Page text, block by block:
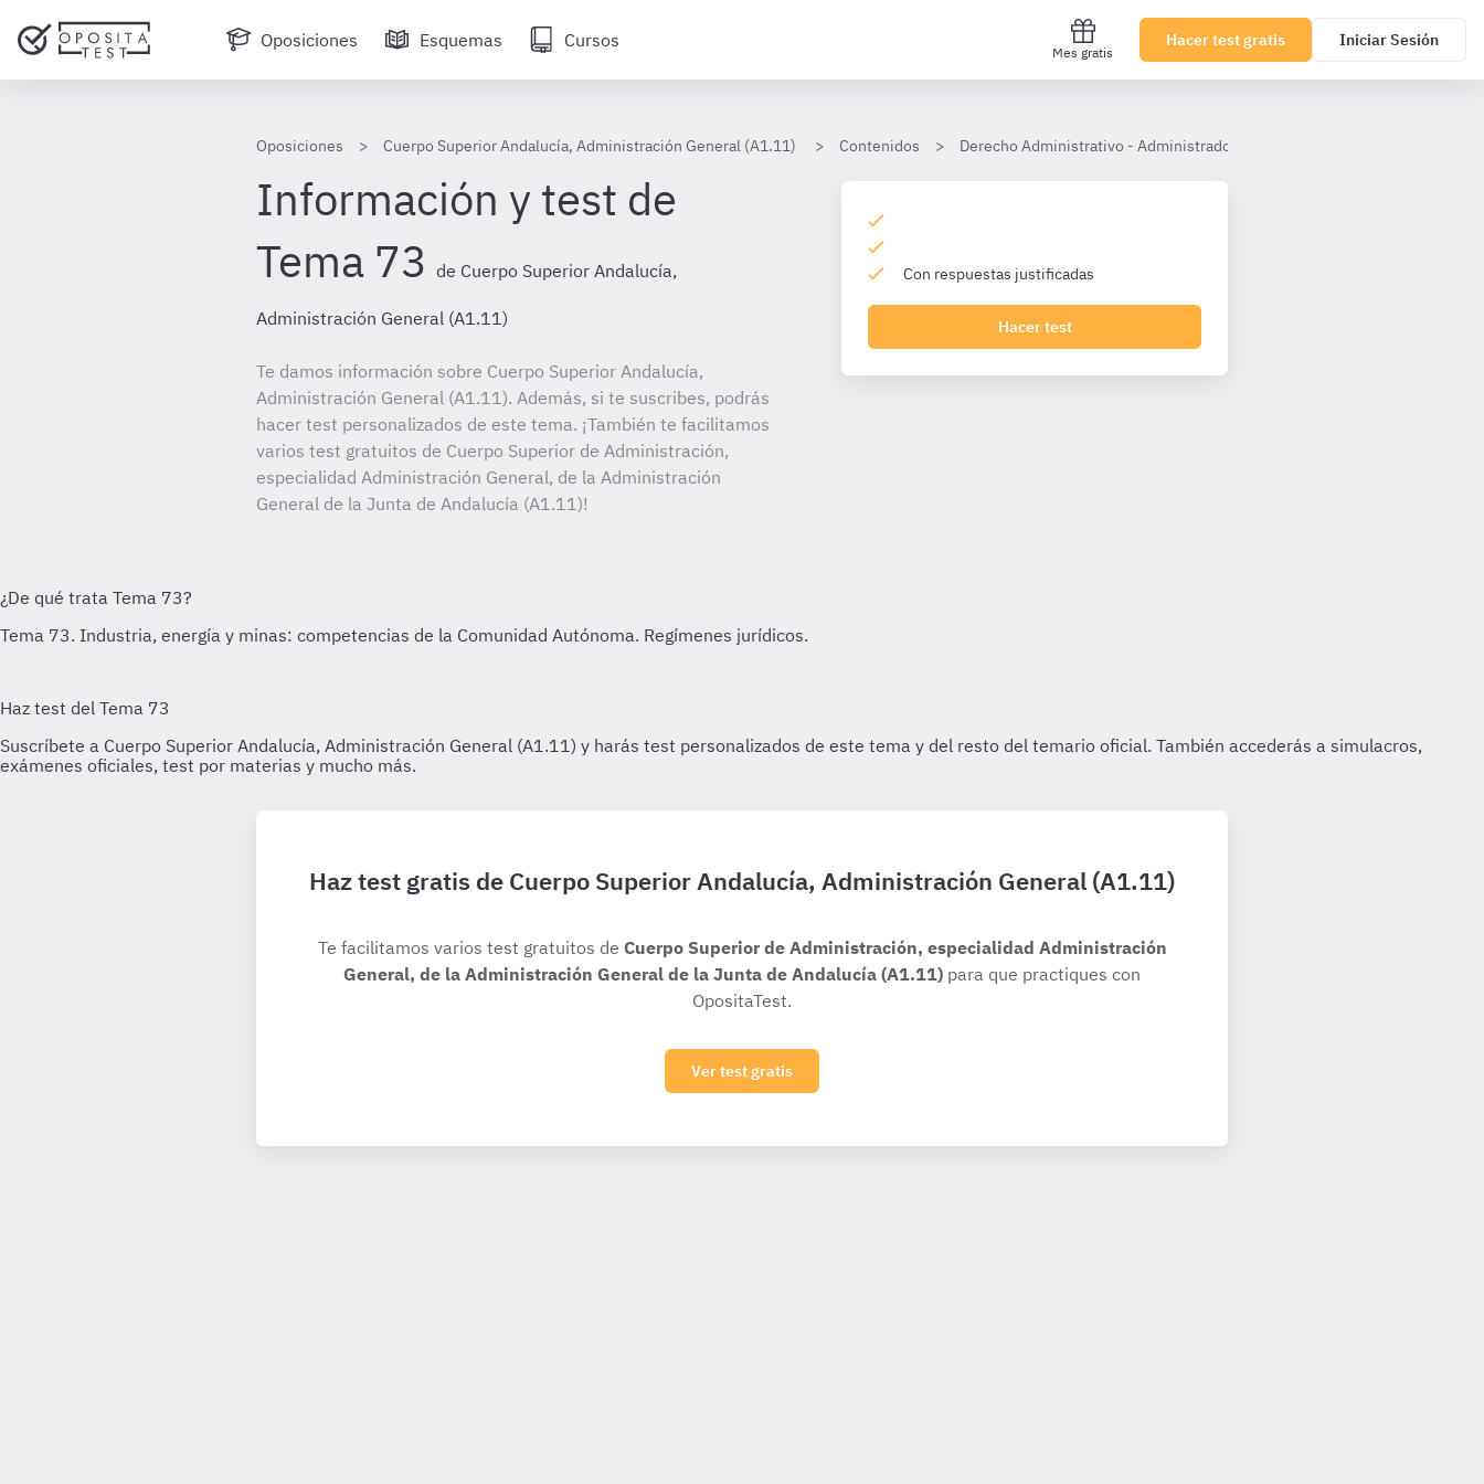
Oposiciones Esquemas Cursos
Mes gratis
Hacer test gratis Iniciar Sesión
Oposiciones Cuerpo Superior Andalucía, Administración General (A1.11) Contenidos Derecho Administrativo - Administradores Andalucía A1
Información y test de
Tema 73 de Cuerpo Superior Andalucía,
Administración General (A1.11)
Te damos información sobre Cuerpo Superior Andalucía,
Administración General (A1.11). Además, si te suscribes, podrás
hacer test personalizados de este tema. ¡También te facilitamos
varios test gratuitos de Cuerpo Superior de Administración,
especialidad Administración General, de la Administración
General de la Junta de Andalucía (A1.11)!
Con respuestas justificadas
Hacer test
Haz test gratis de Cuerpo Superior Andalucía, Administración General (A1.11)
Te facilitamos varios test gratuitos de Cuerpo Superior de Administración, especialidad Administración
General, de la Administración General de la Junta de Andalucía (A1.11) para que practiques con
OpositaTest.
Ver test gratis